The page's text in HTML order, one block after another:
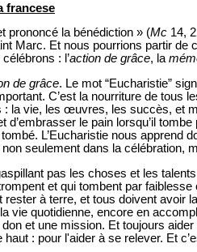
francese
prononcé la bénédiction » (Mc 14,
Marc. Et nous pourrions partir
: l’action de grâce, la
de grâce. Le mot “Eucharistie”
C’est la nourriture de tous
: la vie, les œuvres, les succès, et
d’embrasser le pain lorsqu’il
L’Eucharistie nous apprend
seulement dans la célébration,
pas les choses et les
et qui tombent par
rester à terre, et tous doivent avoir
vie quotidienne, encore en
et une mission. Et toujours
haut : pour l'aider à se relever. Et